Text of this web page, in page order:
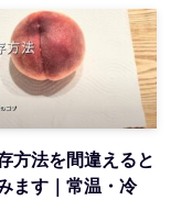
方法を間違えると
ます｜常温・冷